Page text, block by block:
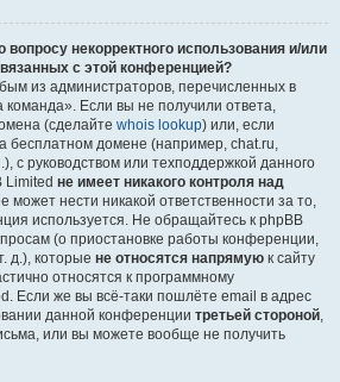
некорректного использования и/или
с этой конференцией?
из администраторов, перечисленных в
Если вы не получили ответа,
(сделайте whois lookup) или, если
бесплатном домене (например, chat.ru,
с руководством или техподдержкой данного
Limited не имеет никакого контроля над
может нести никакой ответственности за то,
используется. Не обращайтесь к phpBB
(о приостановке работы конференции,
д.), которые не относятся напрямую к сайту
относятся к программному
Если же вы всё-таки пошлёте email в адрес
данной конференции третьей стороной,
или вы можете вообще не получить